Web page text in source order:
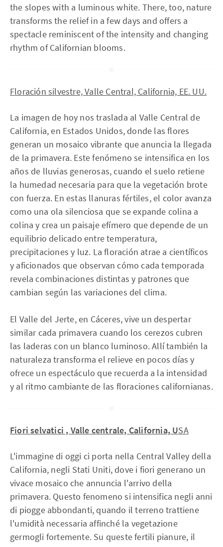
the slopes with a luminous white. There, too, nature
transforms the relief in a few days and offers a
spectacle reminiscent of the intensity and changing
rhythm of Californian blooms.
Floración silvestre, Valle Central, California, EE. UU.
La imagen de hoy nos traslada al Valle Central de
California, en Estados Unidos, donde las flores
generan un mosaico vibrante que anuncia la llegada
de la primavera. Este fenómeno se intensifica en los
años de lluvias generosas, cuando el suelo retiene
la humedad necesaria para que la vegetación brote
con fuerza. En estas llanuras fértiles, el color avanza
como una ola silenciosa que se expande colina a
colina y crea un paisaje efímero que depende de un
equilibrio delicado entre temperatura,
precipitaciones y luz. La floración atrae a científicos
y aficionados que observan cómo cada temporada
revela combinaciones distintas y patrones que
cambian según las variaciones del clima.
El Valle del Jerte, en Cáceres, vive un despertar
similar cada primavera cuando los cerezos cubren
las laderas con un blanco luminoso. Allí también la
naturaleza transforma el relieve en pocos días y
ofrece un espectáculo que recuerda a la intensidad
y al ritmo cambiante de las floraciones californianas.
Fiori selvatici , Valle centrale, California, USA
L'immagine di oggi ci porta nella Central Valley della
California, negli Stati Uniti, dove i fiori generano un
vivace mosaico che annuncia l'arrivo della
primavera. Questo fenomeno si intensifica negli anni
di piogge abbondanti, quando il terreno trattiene
l'umidità necessaria affinché la vegetazione
germogli fortemente. Su queste fertili pianure, il